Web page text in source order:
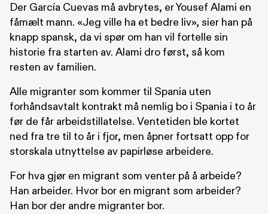
Der García Cuevas må avbrytes, er Yousef Alami en
fåmælt mann. «Jeg ville ha et bedre liv», sier han på
knapp spansk, da vi spør om han vil fortelle sin
historie fra starten av. Alami dro først, så kom
resten av familien.
Alle migranter som kommer til Spania uten
forhåndsavtalt kontrakt må nemlig bo i Spania i to år
før de får arbeidstillatelse. Ventetiden ble kortet
ned fra tre til to år i fjor, men åpner fortsatt opp for
storskala utnyttelse av papirløse arbeidere.
For hva gjør en migrant som venter på å arbeide?
Han arbeider. Hvor bor en migrant som arbeider?
Han bor der andre migranter bor.